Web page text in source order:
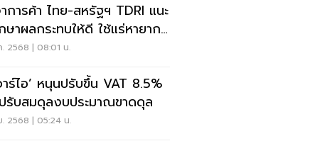
าการค้า ไทย-สหรัฐฯ TDRI แนะ
ษาผลกระทบให้ดี ใช้แร่หายาก
ดแข็งต่อรอง
2568 | 08:01 น.
าร์ไอ’ หนุนปรับขึ้น VAT 8.5%
รับสมดุลงบประมาณขาดดุล
2568 | 05:24 น.